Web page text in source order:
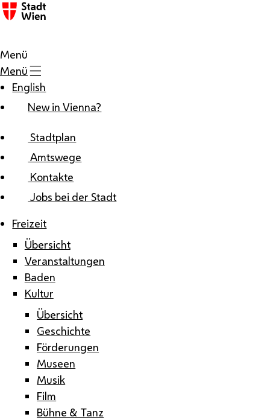
Zum Inhalt
Menü
Menü
English
New in Vienna?
Stadtplan
Amtswege
Kontakte
Jobs bei der Stadt
Freizeit
Übersicht
Veranstaltungen
Baden
Kultur
Übersicht
Geschichte
Förderungen
Museen
Musik
Film
Bühne & Tanz